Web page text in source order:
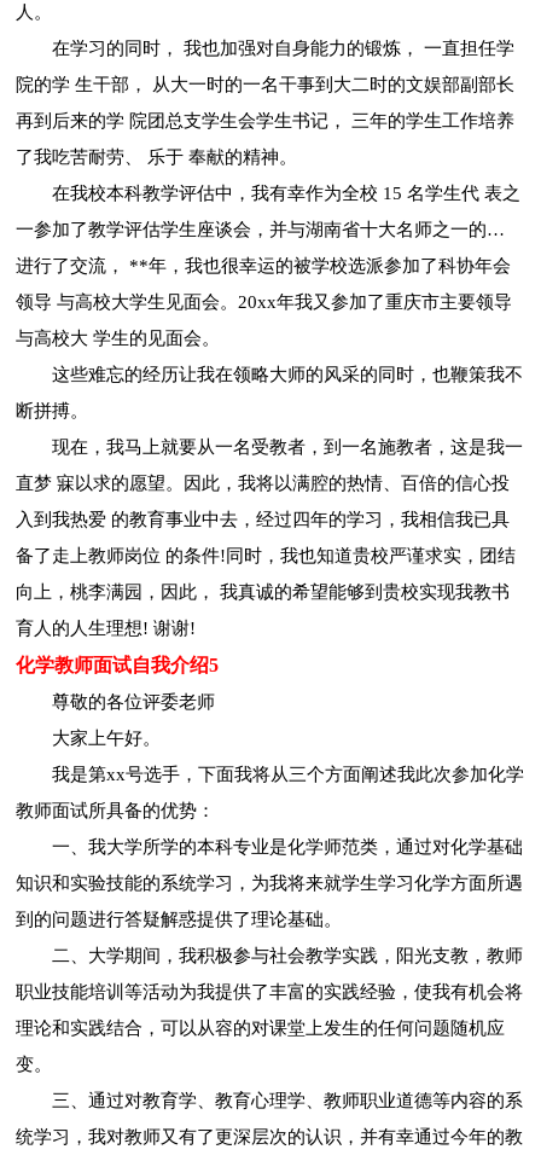
人。
在学习的同时， 我也加强对自身能力的锻炼， 一直担任学
院的学 生干部， 从大一时的一名干事到大二时的文娱部副部长
再到后来的学 院团总支学生会学生书记， 三年的学生工作培养
了我吃苦耐劳、 乐于 奉献的精神。
在我校本科教学评估中，我有幸作为全校 15 名学生代 表之
一参加了教学评估学生座谈会，并与湖南省十大名师之一的…
进行了交流， **年，我也很幸运的被学校选派参加了科协年会
领导 与高校大学生见面会。20xx年我又参加了重庆市主要领导
与高校大 学生的见面会。
这些难忘的经历让我在领略大师的风采的同时，也鞭策我不
断拼搏。
现在，我马上就要从一名受教者，到一名施教者，这是我一
直梦 寐以求的愿望。因此，我将以满腔的热情、百倍的信心投
入到我热爱 的教育事业中去，经过四年的学习，我相信我已具
备了走上教师岗位 的条件!同时，我也知道贵校严谨求实，团结
向上，桃李满园，因此， 我真诚的希望能够到贵校实现我教书
育人的人生理想! 谢谢!
化学教师面试自我介绍5
尊敬的各位评委老师
大家上午好。
我是第xx号选手，下面我将从三个方面阐述我此次参加化学
教师面试所具备的优势：
一、我大学所学的本科专业是化学师范类，通过对化学基础
知识和实验技能的系统学习，为我将来就学生学习化学方面所遇
到的问题进行答疑解惑提供了理论基础。
二、大学期间，我积极参与社会教学实践，阳光支教，教师
职业技能培训等活动为我提供了丰富的实践经验，使我有机会将
理论和实践结合，可以从容的对课堂上发生的任何问题随机应
变。
三、通过对教育学、教育心理学、教师职业道德等内容的系
统学习，我对教师又有了更深层次的认识，并有幸通过今年的教